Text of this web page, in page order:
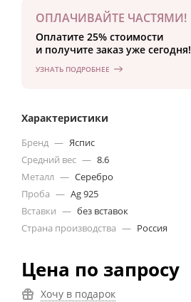
ОПЛАЧИВАЙТЕ ЧАСТЯМИ!
Оплатите 25% стоимости
и получите заказ уже сегодня!
УЗНАТЬ ПОДРОБНЕЕ
Характеристики
Бренд — Яспис
Средний вес — 8.6
Металл — Серебро
Проба — Ag 925
Вставки — без вставок
Страна производства — Россия
Цена по запросу
Хочу в подарок